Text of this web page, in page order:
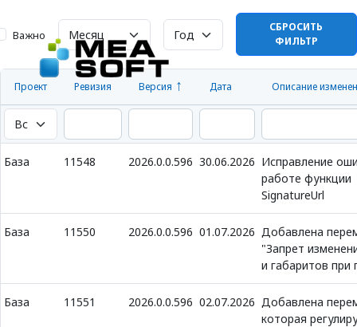
Важно
СБРОСИТЬ
ФИЛЬТР
Проект Ревизия Версия Дата Описание
База 11548 2026.0.0.596 30.06.2026 Исправление
работе функции
SignatureUrl
База 11550 2026.0.0.596 01.07.2026 Добавлена
"Запрет
и габаритов при
База 11551 2026.0.0.596 02.07.2026 Добавлена
которая